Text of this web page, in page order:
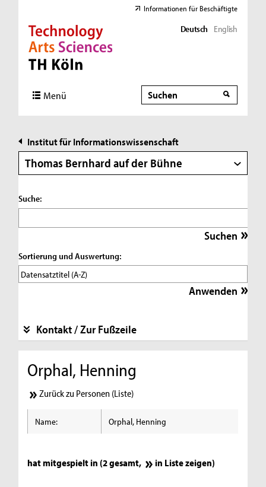
Direkt zur Hauptnavigation
Direkt zur Subnavigation
Direkt zum Inhalt
Direkt zum Fußbereich
Informationen für Beschäftigte
Deutsch English
Menü Suche
Suche
Institut für Informationswissenschaft
Thomas Bernhard auf der Bühne
Suche:
Sortierung und Auswertung:
Kontakt / Zur Fußzeile
Orphal, Henning
Zurück zu Personen (Liste)
Name: Orphal, Henning
hat mitgespielt in (2 gesamt, in Liste zeigen)